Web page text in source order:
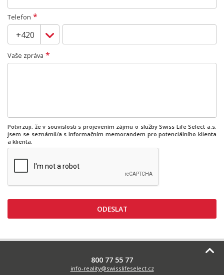
Telefon *
Vaše zpráva *
Potvrzuji, že v souvislosti s projevením zájmu o služby Swiss Life Select a.s.
jsem se seznámil/a s Informačním memorandem pro potenciálního klienta
a klienta.
800 77 55 77
info-reality@swisslifeselect.cz